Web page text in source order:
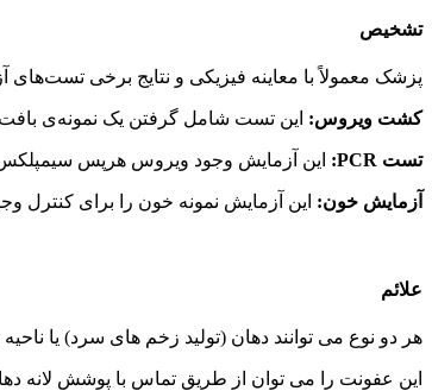
تشخیص
پزشک معمولاً با معاینه فیزیکی و نتایج برخی
کشت ویروس: این تست شامل گرفتن یک نمونه‌ی
تست PCR: این آزمایش وجود ویروس هرپس
آزمایش خون: این آزمایش نمونه خون را برای
علائم
هر دو نوع می توانند دهان (تولید زخم های سرد) یا ناحیه
این عفونت را می توان از طریق تماس با پوشش لانه